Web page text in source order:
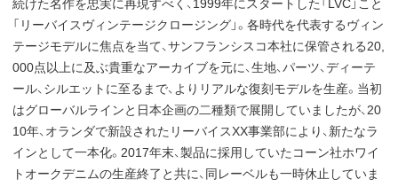
続けた名作を忠実に再現すべく、1999年にスタートした「LVC」こと
「リーバイスヴィンテージクロージング」。各時代を代表するヴィン
テージモデルに焦点を当て、サンフランシスコ本社に保管される20,
000点以上に及ぶ貴重なアーカイブを元に、生地、パーツ、ディーテ
ール、シルエットに至るまで、よりリアルな復刻モデルを生産。当初
はグローバルラインと日本企画の二種類で展開していましたが、20
10年、オランダで新設されたリーバイスXX事業部により、新たなラ
インとして一本化。2017年末、製品に採用していたコーン社ホワイ
トオークデニムの生産終了と共に、同レーベルも一時休止していま